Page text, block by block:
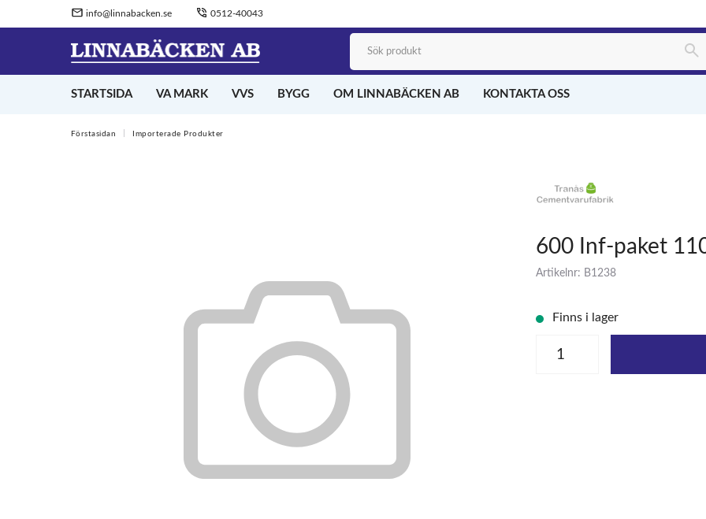
info@linnabacken.se 0512-40043
STARTSIDA VA MARK VVS BYGG OM LINNABÄCKEN AB KONTAKTA OSS
Förstasidan Importerade Produkter
600 Inf-paket
Artikelnr: B1238
Finns i lager